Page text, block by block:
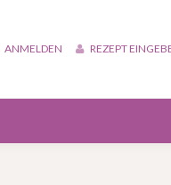
ANMELDEN REZEPT